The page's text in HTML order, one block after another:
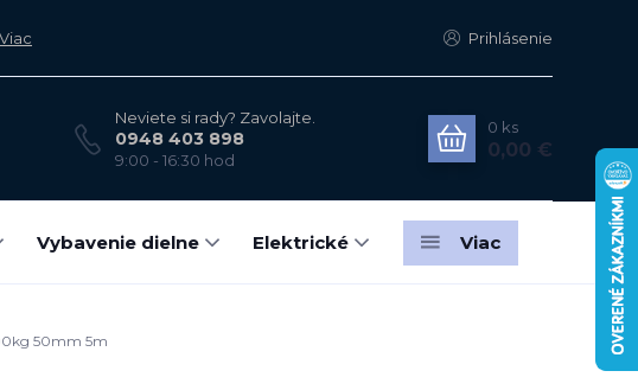
Viac Prihlásenie
Neviete si rady? Zavolajte.
0948 403 898
9:00 - 16:30 hod
0 ks
0,00 €
Vybavenie dielne Elektrické Viac
50mm 5m